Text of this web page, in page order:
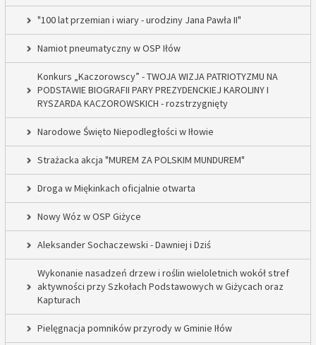
"100 lat przemian i wiary - urodziny Jana Pawła II"
Namiot pneumatyczny w OSP Iłów
Konkurs „Kaczorowscy” - TWOJA WIZJA PATRIOTYZMU NA
PODSTAWIE BIOGRAFII PARY PREZYDENCKIEJ KAROLINY I
RYSZARDA KACZOROWSKICH - rozstrzygnięty
Narodowe Święto Niepodległości w Iłowie
Strażacka akcja "MUREM ZA POLSKIM MUNDUREM"
Droga w Miękinkach oficjalnie otwarta
Nowy Wóz w OSP Giżyce
Aleksander Sochaczewski - Dawniej i Dziś
Wykonanie nasadzeń drzew i roślin wieloletnich wokół stref
aktywności przy Szkołach Podstawowych w Giżycach oraz
Kapturach
Pielęgnacja pomników przyrody w Gminie Iłów